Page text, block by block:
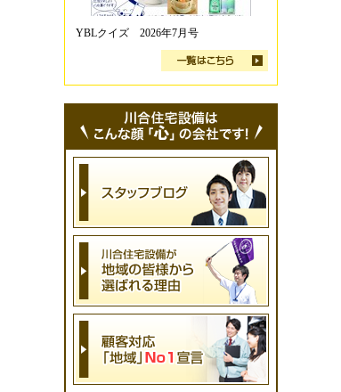
YBLクイズ 2026年7月号